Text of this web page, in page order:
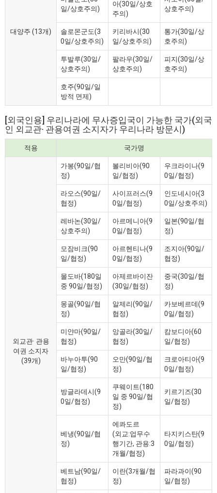
대양주 (13개)
일/상호주의)
아(30일/상호
주의)
상호주의)
솔로몬군도(3
0일/상호주의)
키리바시(30
일/상호주의)
통가(30일/상
호주의)
투발루(30일/
상호주의)
팔라우(30일/
상호주의)
피지(30일/상
호주의)
호주(90일/일
방적 면제)
[외국인용] 우리나라에 무사증입국이 가능한 국가(외국
인 외교관· 관용여권 소지자가 우리나라 방문시)
적용 국가명
외교관· 관용
여권 소지자
(39개)
가봉(90일/협
정)
볼리비아(90
일/협정)
우크라이나(9
0일/협정)
라오스(90일/
협정)
사이프러스(9
0일/협정)
인도네시아(3
0일/상호주의)
레바논(30일/
상호주의)
아르메니아(9
0일/협정)
일본(90일/협
정)
모잠비크(90
일/협정)
아르헨티나(9
0일/협정)
조지아(90일/
협정)
몰도바(180일
중 90일/협정)
아제르바이잔
(30일/협정)
중국(30일/협
정)
몽골(90일/협
정)
알제리(90일/
협정)
카보베르데(9
0일/협정)
미얀마(90일/
협정)
앙골라(30일/
협정)
캄보디아(60
일/협정)
바누아투(90
일/협정)
오만(90일/협
정)
크로아티아(9
0일/협정)
방글라데시(9
0일/협정)
쿠웨이트(180
일 중 90일/협
정)
키르기즈(30
일/협정)
베냉(90일/협
정)
에콰도르
(외교:업무수
행기간, 관용:3
개월/협정)
타지키스탄(9
0일/협정)
베트남(90일/
협정)
이란(3개월/협
정)
파라과이(90
일/협정)